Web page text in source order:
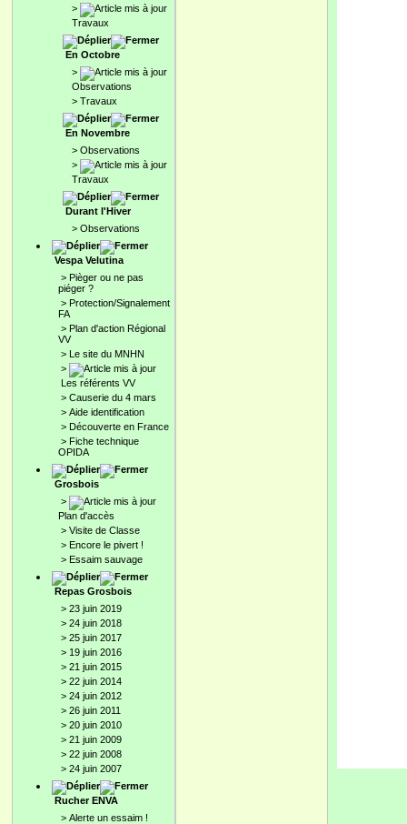
>
Travaux
En Octobre
>
Observations
> Travaux
En Novembre
> Observations
>
Travaux
Durant l'Hiver
> Observations
Vespa Velutina
> Pièger ou ne pas
piéger ?
> Protection/Signalement
FA
> Plan d'action Régional
VV
> Le site du MNHN
>
Les référents VV
> Causerie du 4 mars
> Aide identification
> Découverte en France
> Fiche technique
OPIDA
Grosbois
>
Plan d'accès
> Visite de Classe
> Encore le pivert !
> Essaim sauvage
Repas Grosbois
> 23 juin 2019
> 24 juin 2018
> 25 juin 2017
> 19 juin 2016
> 21 juin 2015
> 22 juin 2014
> 24 juin 2012
> 26 juin 2011
> 20 juin 2010
> 21 juin 2009
> 22 juin 2008
> 24 juin 2007
Rucher ENVA
> Alerte un essaim !